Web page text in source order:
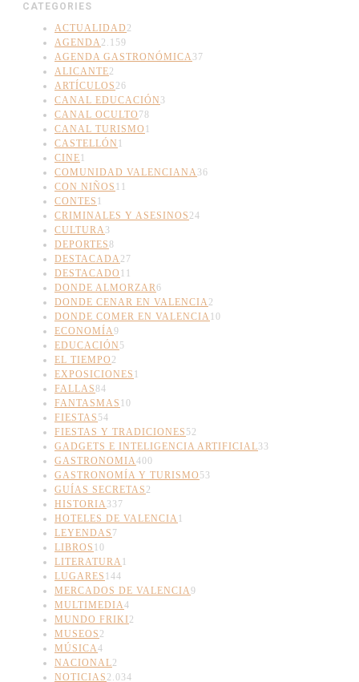
CATEGORIES
ACTUALIDAD 2
AGENDA2.159
AGENDA GASTRONÓMICA37
ALICANTE2
ARTÍCULOS 26
CANAL EDUCACIÓN 3
CANAL OCULTO 78
CANAL TURISMO 1
CASTELLÓN 1
CINE1
COMUNIDAD VALENCIANA36
CON NIÑOS 11
CONTES 1
CRIMINALES Y ASESINOS 24
CULTURA3
DEPORTES8
DESTACADA27
DESTACADO 11
DONDE ALMORZAR6
DONDE CENAR EN VALENCIA2
DONDE COMER EN VALENCIA10
ECONOMÍA9
EDUCACIÓN 5
EL TIEMPO 2
EXPOSICIONES 1
FALLAS84
FANTASMAS 10
FIESTAS 54
FIESTAS Y TRADICIONES 52
GADGETS E INTELIGENCIA ARTIFICIAL33
GASTRONOMIA400
GASTRONOMÍA Y TURISMO 53
GUÍAS SECRETAS 2
HISTORIA337
HOTELES DE VALENCIA1
LEYENDAS 7
LIBROS 10
LITERATURA1
LUGARES 144
MERCADOS DE VALENCIA9
MULTIMEDIA4
MUNDO FRIKI2
MUSEOS 2
MÚSICA4
NACIONAL2
NOTICIAS 2.034